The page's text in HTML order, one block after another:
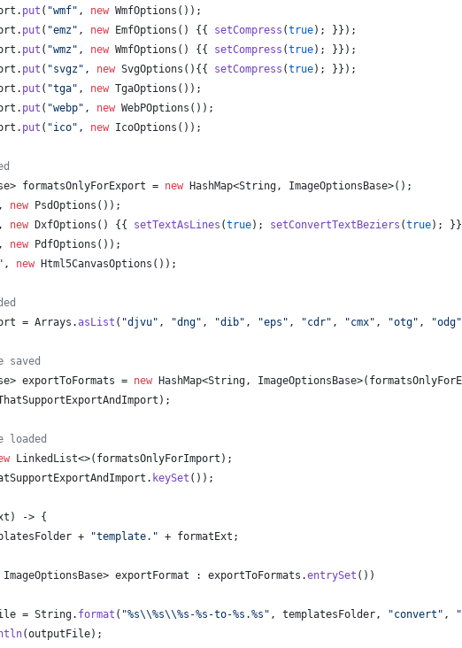
. put ( "wmf" , new WmfOptions ());
. put ( "emz" , new EmfOptions () {{ setCompress (true); }});
. put ( "wmz" , new WmfOptions () {{ setCompress (true); }});
. put ( "svgz" , new SvgOptions (){{ setCompress (true); }});
. put ( "tga" , new TgaOptions ());
. put ( "webp" , new WebPOptions ());
. put ( "ico" , new IcoOptions ());
> formatsOnlyForExport = new HashMap<String, ImageOptionsBase>();
, new PsdOptions ());
, new DxfOptions () {{ setTextAsLines (true); setConvertTextBeziers (true);
, new PdfOptions ());
, new Html5CanvasOptions ());
= Arrays .asList ( "djvu" , "dng" , "dib" , "eps" , "cdr" , "cmx" , "otg" , "odg"
> exportToFormats = new HashMap<String, ImageOptionsBase>(
);
loaded
LinkedList<>( formatsOnlyForImport );
. keySet ());
) -> {
+ "template." + formatExt ;
ImageOptionsBase> exportFormat : exportToFormats .entrySet ())
= String. format ( "%s\\%s\\%s-%s-to-%s.%s" , templatesFolder, "convert" ,
(outputFile);